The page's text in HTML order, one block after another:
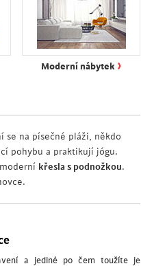
Moderní nábytek ›
se na písečné pláži, někdo
pohybu a praktikují jógu.
křesla s podnožkou.
a jediné po čem toužíte je